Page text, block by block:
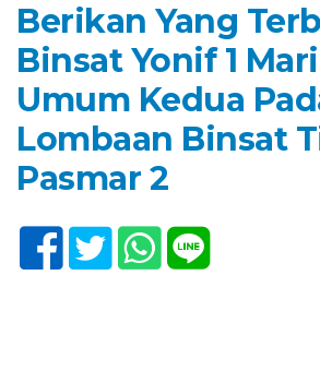
Berikan Yang
Binsat Yonif 1
Umum Kedua
Lombaan Binsat
Pasmar 2